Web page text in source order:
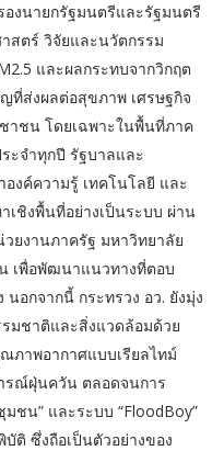
งนายกรัฐมนตรีและรัฐมนตรี
สตร์ วิจัยและนวัตกรรม
และผลกระทบจากวิกฤต
ที่ส่งผลต่อสุขภาพ เศรษฐกิจ
าชน โดยเฉพาะในพื้นที่ภาค
ะจำทุกปี รัฐบาลและ
งค์ความรู้ เทคโนโลยี และ
ชิงพื้นที่อย่างเป็นระบบ ผ่าน
ยงานภาครัฐ มหาวิทยาลัย
เพื่อพัฒนาแนวทางที่ตอบ
อกจากนี้ กระทรวง อว. ยังมุ่ง
มชาติและสิ่งแวดล้อมด้วย
ภาพอากาศแบบเรียลไทม์
รณ์ฝุ่นควัน ตลอดจนการ
ชน” และระบบ “FloodBoy”
ติ ซึ่งถือเป็นตัวอย่างของ